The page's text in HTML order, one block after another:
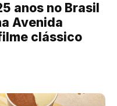
anos no Brasil
Avenida
clássico